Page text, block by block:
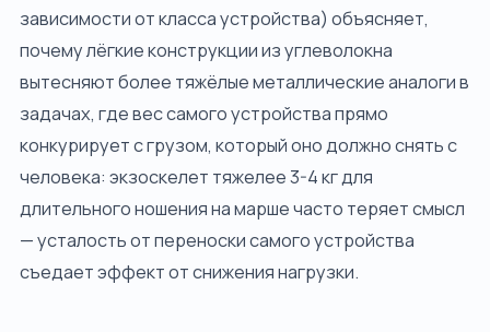
зависимости от класса устройства) объясняет,
почему лёгкие конструкции из углеволокна
вытесняют более тяжёлые металлические аналоги в
задачах, где вес самого устройства прямо
конкурирует с грузом, который оно должно снять с
человека: экзоскелет тяжелее 3-4 кг для
длительного ношения на марше часто теряет смысл
— усталость от переноски самого устройства
съедает эффект от снижения нагрузки.